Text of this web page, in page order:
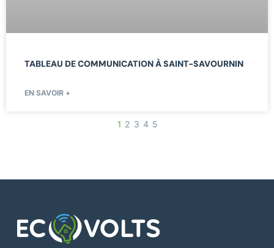
TABLEAU DE COMMUNICATION À SAINT-SAVOURNIN
EN SAVOIR +
1 2 3 4 5